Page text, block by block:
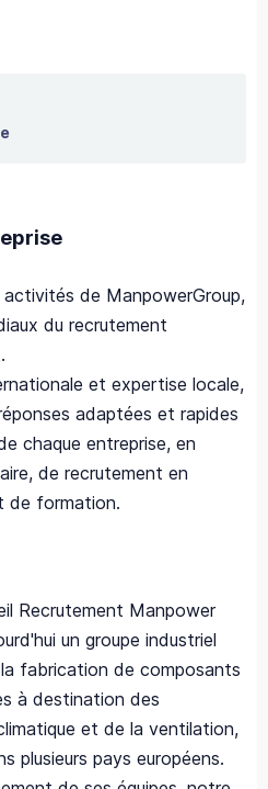
de ManpowerGroup,
du recrutement
et expertise locale,
adaptées et rapides
chaque entreprise, en
de recrutement en
de formation.
Recrutement Manpower
un groupe industriel
fabrication de composants
à destination des
et de la ventilation,
plusieurs pays européens.